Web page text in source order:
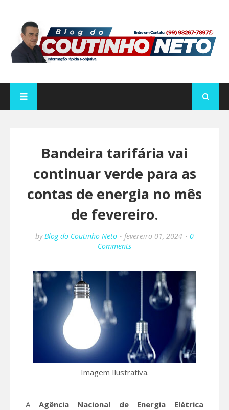
Bandeira tarifária vai
continuar verde para as
contas de energia no mês
de fevereiro.
by Blog do Coutinho Neto fevereiro 01, 2024
0
Comments
Imagem Ilustrativa.
A Agência Nacional de Energia Elétrica